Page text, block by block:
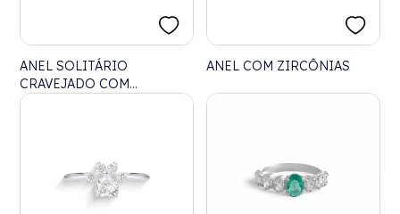
ANEL SOLITÁRIO
CRAVEJADO COM
ZIRCÔNIA RUBI ROSE
ANEL COM ZIRCÔNIAS